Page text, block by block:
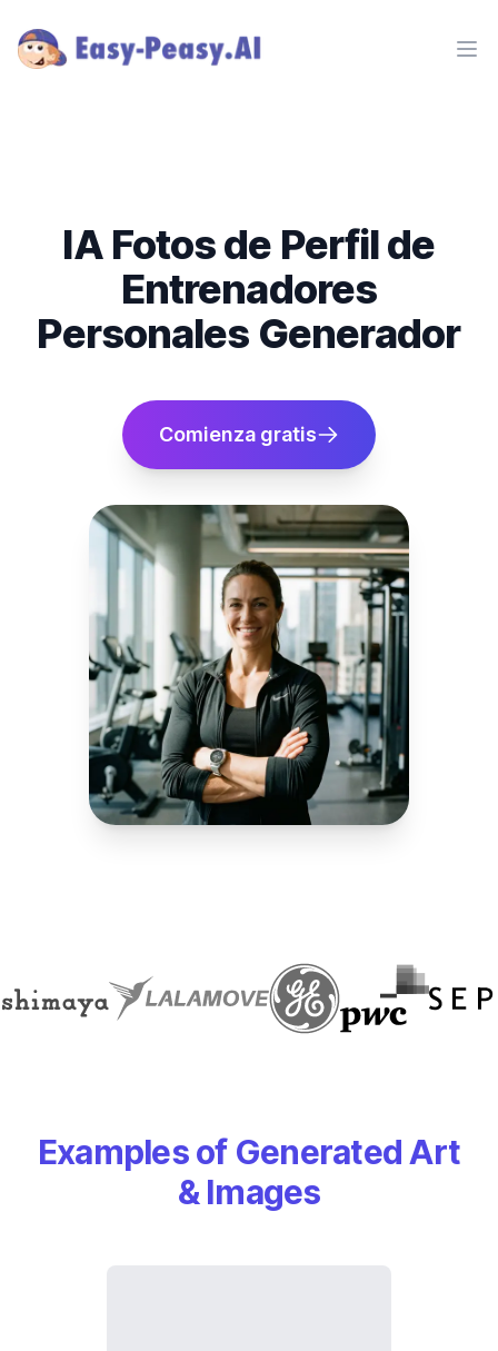
IA Fotos de Perfil de
Entrenadores
Personales Generador
Comienza gratis
Examples of Generated Art
& Images